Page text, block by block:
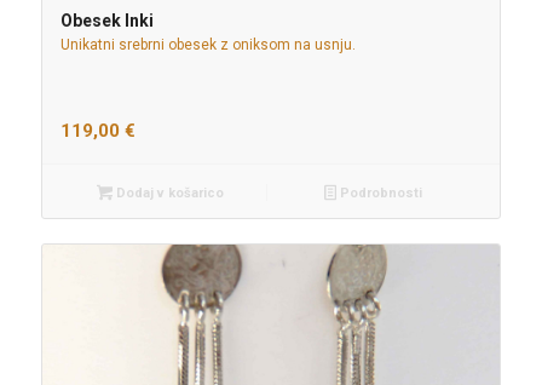
Obesek Inki
Unikatni srebrni obesek z oniksom na usnju.
119,00 €
Dodaj v košarico Podrobnosti